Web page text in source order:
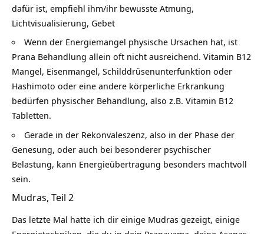
dafür ist, empfiehl ihm/ihr bewusste Atmung,
Lichtvisualisierung, Gebet
Wenn der Energiemangel physische Ursachen hat, ist
Prana Behandlung allein oft nicht ausreichend. Vitamin B12
Mangel, Eisenmangel, Schilddrüsenunterfunktion oder
Hashimoto oder eine andere körperliche Erkrankung
bedürfen physischer Behandlung, also z.B. Vitamin B12
Tabletten.
Gerade in der Rekonvaleszenz, also in der Phase der
Genesung, oder auch bei besonderer psychischer
Belastung, kann Energieübertragung besonders machtvoll
sein.
Mudras, Teil 2
Das letzte Mal hatte ich dir einige Mudras gezeigt, einige